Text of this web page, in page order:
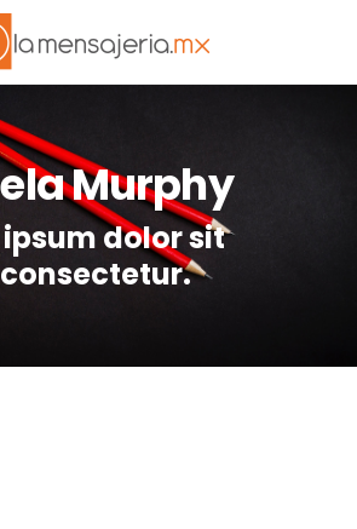
Murphy
ipsum dolor sit
MX
Virtual